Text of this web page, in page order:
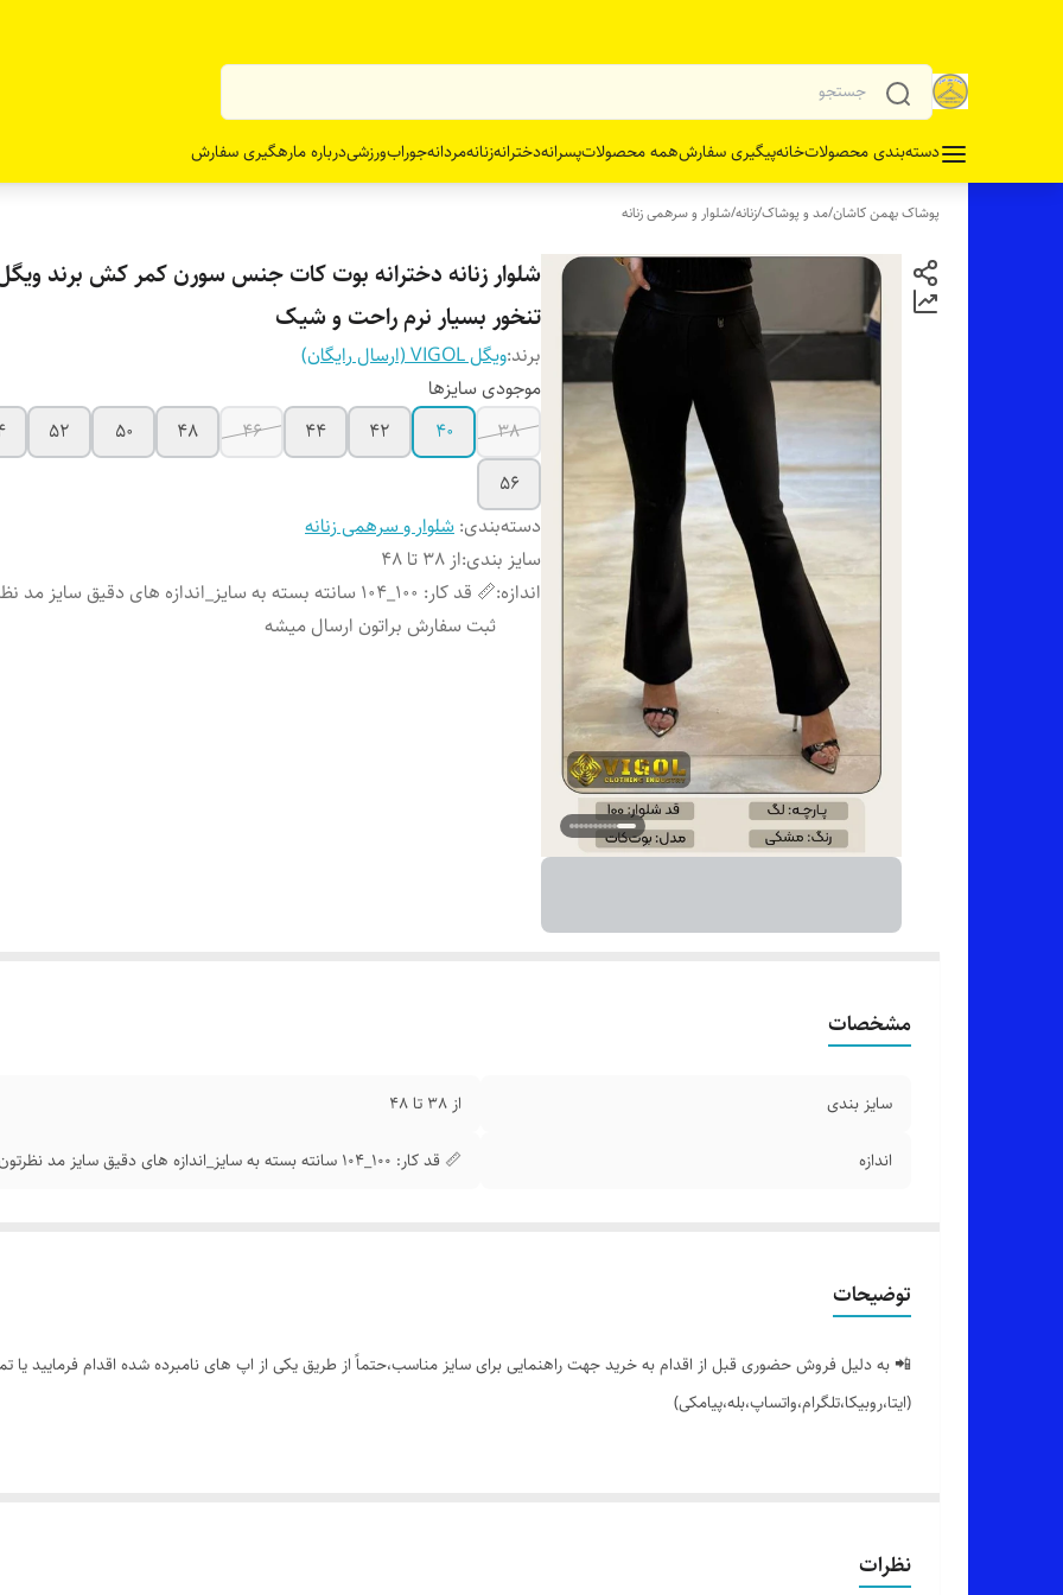
دسته‌بندی محصولاتخانهپیگیری سفارشهمه محصولاتپسرانهدخترانهزنانهمردانهجورابورزشیدرباره مارهگیری سفارش
پوشاک بهمن کاشان/مد و پوشاک/زنانه/شلوار و سرهمی زنانه
شلوار زنانه دخترانه بوت کات جنس سورن کمر کش برند
تنخور بسیار نرم راحت و شیک
برند:ویگل VIGOL (ارسال رایگان)
موجودی سایزها
38
40
42
44
46
48
50
52
56
دسته‌بندی: شلوار و سرهمی زنانه
سایز بندی:از 38 تا 48
اندازه:
📏 قد کار: 100_104 سانته بسته به سایز_اندازه های دقیق سایز
ثبت سفارش براتون ارسال میشه
مشخصات
سایز بندی از 38 تا 48
اندازه 📏 قد کار: 100_104 سانته بسته به سایز_اندازه های دقیق سایز مد نظرتون موقع ثبت سفارش براتون ارسال میشه
توضیحات
📲 به دلیل فروش حضوری قبل از اقدام به خرید جهت راهنمایی برای سایز مناسب،حتماً از طریق یکی از اپ های نامبرده شده اقدام فرمایید یا
(ایتا،روبیکا،تلگرام،واتساپ،بله،پیامکی)
👌 جنسش: سورن درجه یک با کشسانی بالا،اتو پذیری بسیار عالی،دوخت پنج نخ و بسیار تمیز
نظرات